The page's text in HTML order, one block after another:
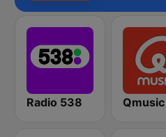
Radio 538 Qmusic